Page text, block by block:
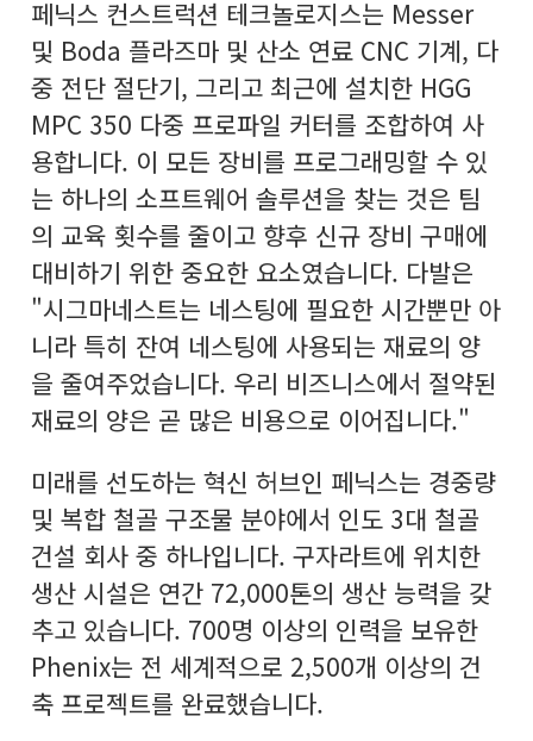
페닉스 컨스트럭션 테크놀로지스는 Messer
및 Boda 플라즈마 및 산소 연료 CNC 기계, 다
중 전단 절단기, 그리고 최근에 설치한 HGG
MPC 350 다중 프로파일 커터를 조합하여 사
용합니다. 이 모든 장비를 프로그래밍할 수 있
는 하나의 소프트웨어 솔루션을 찾는 것은 팀
의 교육 횟수를 줄이고 향후 신규 장비 구매에
대비하기 위한 중요한 요소였습니다. 다발은
"시그마네스트는 네스팅에 필요한 시간뿐만 아
니라 특히 잔여 네스팅에 사용되는 재료의 양
을 줄여주었습니다. 우리 비즈니스에서 절약된
재료의 양은 곧 많은 비용으로 이어집니다."
미래를 선도하는 혁신 허브인 페닉스는 경중량
및 복합 철골 구조물 분야에서 인도 3대 철골
건설 회사 중 하나입니다. 구자라트에 위치한
생산 시설은 연간 72,000톤의 생산 능력을 갖
추고 있습니다. 700명 이상의 인력을 보유한
Phenix는 전 세계적으로 2,500개 이상의 건
축 프로젝트를 완료했습니다.